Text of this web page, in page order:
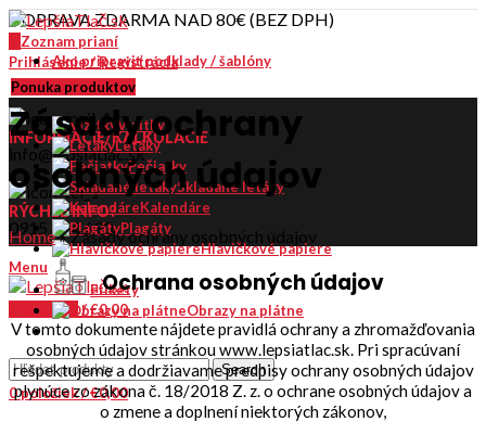
DOPRAVA ZDARMA NAD 80€ (BEZ DPH)
Zoznam prianí
Prihlásenie / Registrácia
Ako pripraviť podklady / šablóny
Kontakt
INFORMÁCIE/KALKULÁCIE
info@lepsiatlac.sk
RÝCHLE INFO?
0915 614 690
Menu
položiek /€0,00
Ponuka produktov
Vizitky
Letáky
Pečiatky
Skladané letáky
Kalendáre
Plagáty
Hlavičkové papiere
Etikety
Obrazy na plátne
Search
0položiek/€0,00
Zásady ochrany
osobných údajov
Home»Zásady ochrany osobných údajov
Ochrana osobných údajov
V tomto dokumente nájdete pravidlá ochrany a zhromažďovania
osobných údajov stránkou www.lepsiatlac.sk. Pri spracúvaní
rešpektujeme a dodržiavame predpisy ochrany osobných údajov
plynúce zo zákona č. 18/2018 Z. z. o ochrane osobných údajov a
o zmene a doplnení niektorých zákonov,